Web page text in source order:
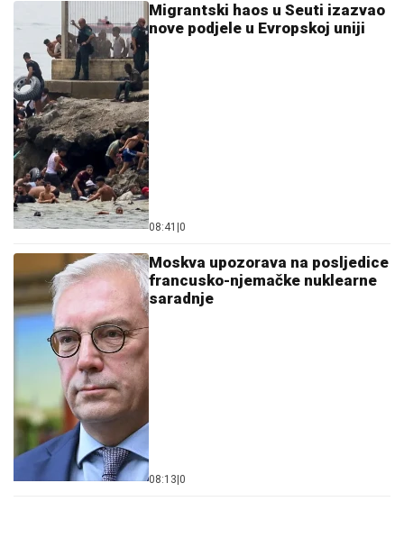
Migrantski haos u Seuti izazvao
nove podjele u Evropskoj uniji
08:41 0
Moskva upozorava na posljedice
francusko-njemačke nuklearne
saradnje
08:13 0